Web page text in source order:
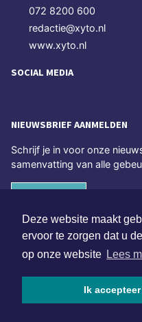
Deze website maakt
ervoor te zorgen dat u
op onze website Lees
Ik
072 8200 600
redactie@xyto.nl
www.xyto.nl
SOCIAL MEDIA
NIEUWSBRIEF AANMELDEN
Schrijf je in voor onze
samenvatting van alle
ONLINE DAGBLADEN